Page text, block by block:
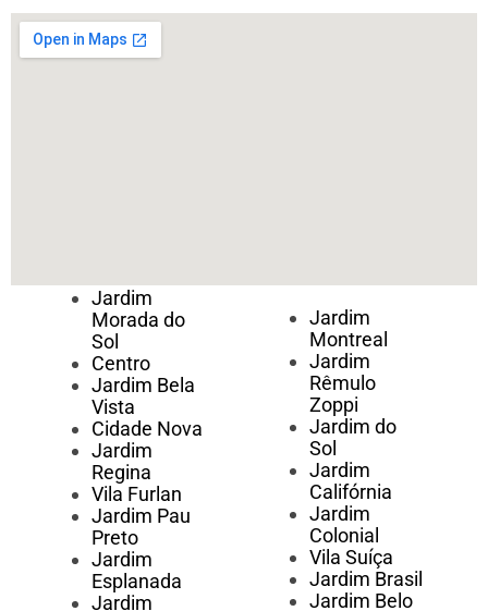
Jardim
Morada do
Sol
Centro
Jardim Bela
Vista
Cidade Nova
Jardim
Regina
Vila Furlan
Jardim Pau
Preto
Jardim
Esplanada
Jardim
Jardim
Montreal
Jardim
Rêmulo
Zoppi
Jardim do
Sol
Jardim
Califórnia
Jardim
Colonial
Vila Suíça
Jardim Brasil
Jardim Belo